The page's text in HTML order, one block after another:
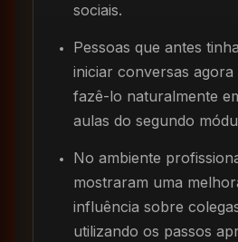
sociais.
Pessoas que antes
iniciar conversas agora
fazê-lo naturalmente
aulas do segundo
No ambiente
mostraram uma
influência sobre
utilizando os passos